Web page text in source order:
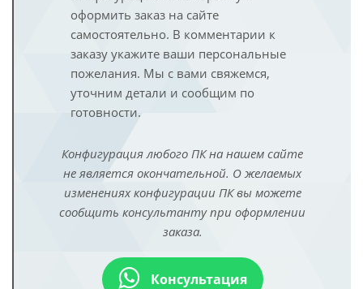
оформить заказ на сайте
самостоятельно. В комментарии к
заказу укажите ваши персональные
пожелания. Мы с вами свяжемся,
уточним детали и сообщим по
готовности.
Конфигурация любого ПК на нашем сайте
не является окончательной. О желаемых
изменениях конфигурации ПК вы можете
сообщить консультанту при оформлении
заказа.
Консультация